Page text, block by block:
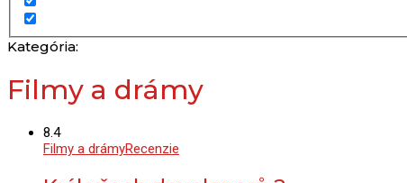
Kategória:
Filmy a drámy
8.4
Filmy a drámyRecenzie